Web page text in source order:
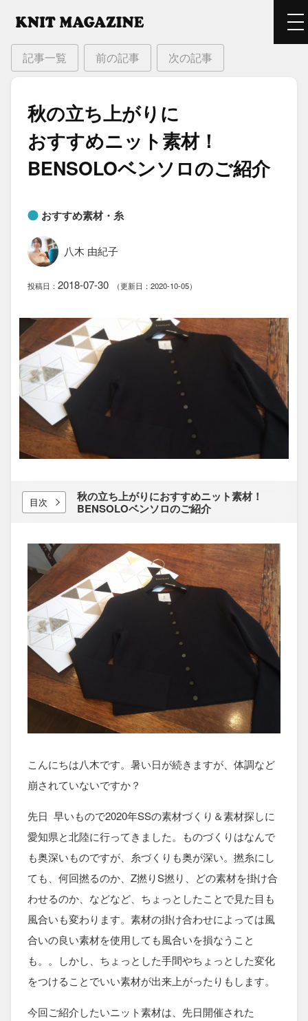
記事一覧 前の記事 次の記事
秋の​立ち​上がりに​
おすすめニット素材！​
BENSOLOベンソロの​ご紹介
おすすめ素材・糸
八木 由紀子
投稿日： 2018-07-30 （更新日：2020-10-05）
目次
秋の​立ち​上がりに​おすすめニット素材！​
BENSOLOベンソロの​ご紹介
こんにちは八木です。暑い日が続きますが、体調など
崩されていないですか？
先日 早いもので2020年SSの素材づくり＆素材探しに
愛知県と北陸に行ってきました。ものづくりはなんで
も奥深いものですが、糸づくりも奥が深い。撚糸にし
ても、何回撚るのか、Z撚りS撚り、どの素材を掛け合
わせるのか、などなど、ちょっとしたことで見た目も
風合いも変わります。素材の掛け合わせによっては風
合いの良い素材を使用しても風合いを損なうこと
も。。しかし、ちょっとした手間やちょっとした変化
をつけることでいい素材が出来上がったりもします。
今回ご紹介したいニット素材は、先日開催された